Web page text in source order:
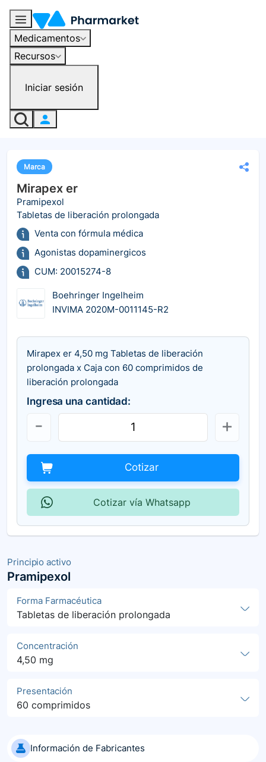
Medicamentos
Recursos
Iniciar sesión
Principio activo
Pramipexol
Forma Farmacéutica
Tabletas de liberación prolongada
Concentración
4,50 mg
Presentación
60 comprimidos
Información de Fabricantes
Marca
Mirapex er
Pramipexol
Tabletas de liberación prolongada
Venta con fórmula médica
Agonistas dopaminergicos
CUM: 20015274-8
Boehringer Ingelheim
INVIMA 2020M-0011145-R2
Mirapex er 4,50 mg Tabletas de liberación
prolongada x Caja con 60 comprimidos de
liberación prolongada
Ingresa una cantidad:
Cotizar
Cotizar vía Whatsapp